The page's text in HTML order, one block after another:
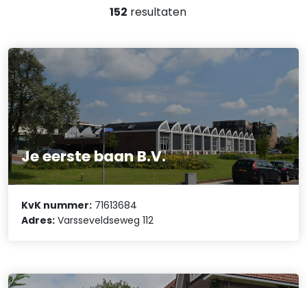
152 resultaten
Je eerste baan B.V.
KvK nummer: 71613684
Adres: Varsseveldseweg 112